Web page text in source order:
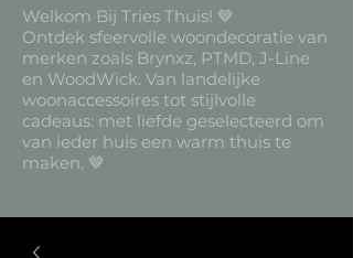
Welkom Bij Tries Thuis! 🤎
Ontdek sfeervolle woondecoratie van
merken zoals Brynxz, PTMD, J-Line
en WoodWick. Van landelijke
woonaccessoires tot stijlvolle
cadeaus: met liefde geselecteerd om
van ieder huis een warm thuis te
maken. 🤎